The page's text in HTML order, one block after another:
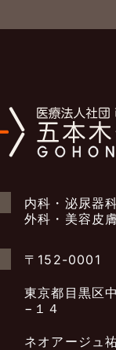
内科・泌尿器
外科・美容皮
〒152-0001
東京都目黒区
−１４
ネオアージュ